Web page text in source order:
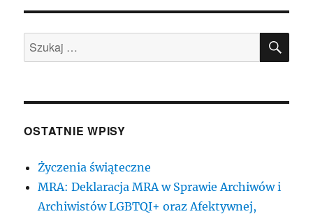
Szukaj:
OSTATNIE WPISY
Życzenia świąteczne
MRA: Deklaracja MRA w Sprawie Archiwów i
Archiwistów LGBTQI+ oraz Afektywnej,